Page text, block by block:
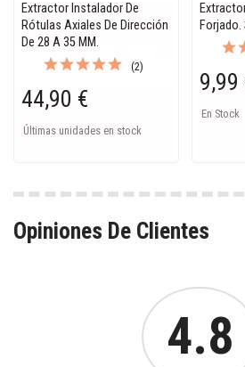
Extractor Instalador De
Rótulas Axiales De Dirección
De 28 A 35 MM.
(2)
44,90 €
Últimas unidades en stock
9,99
En Stock
Opiniones De Clientes
4.8